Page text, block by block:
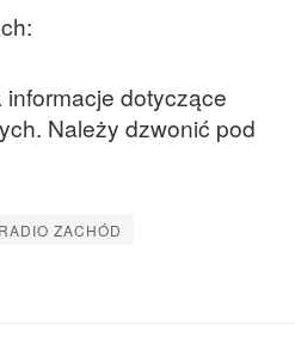
dotyczące
Należy dzwonić pod
ZACHÓD